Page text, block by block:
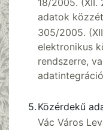
adatok
305/2005.
elektronikus
rendszerre,
5. Közérdekű
Vác Város